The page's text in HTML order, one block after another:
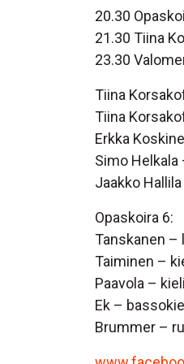
20.30
21.30 Tiina
23.30
Tiina
Tiina
Erkka
Simo Helkala
Jaakko
Opaskoira 6:
Tanskanen –
Taiminen –
Paavola –
Ek –
Brummer –